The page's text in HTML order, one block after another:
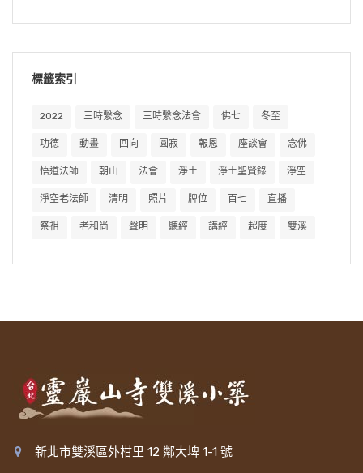
標籤索引
2022 三時繫念 三時繫念法會 佛七 冬至
功德 動畫 回向 圓寂 報恩 座談會 念佛
悟道法師 朝山 法會 淨土 淨土聖賢錄 淨空
淨空老法師 清明 照片 牌位 百七 直播
祭祖 老和尚 聲明 聽經 講經 超度 雙溪
新北市雙溪區外柑里 12 鄰大埤 1-1 號